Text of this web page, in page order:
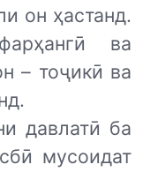
он ҳастанд.
ва
– тоҷикӣ ва
давлатӣ ба
мусоидат